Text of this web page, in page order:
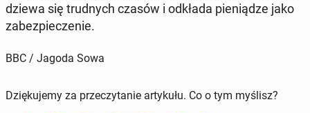
dzie­wa się trud­nych czasów i odkłada pie­nią­dze jako
za­bez­pie­cze­nie.
BBC / Jagoda Sowa
Dziękujemy za przeczytanie artykułu. Co o tym myślisz?